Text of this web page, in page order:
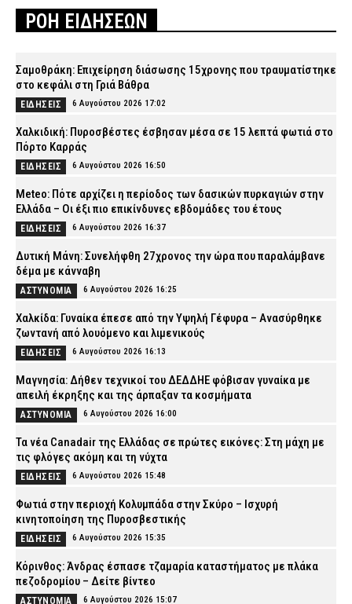
ΡΟΗ ΕΙΔΗΣΕΩΝ
Σαμοθράκη: Επιχείρηση διάσωσης 15χρονης που τραυματίστηκε
στο κεφάλι στη Γριά Βάθρα
ΕΙΔΗΣΕΙΣ 6 Αυγούστου 2026 17:02
Χαλκιδική: Πυροσβέστες έσβησαν μέσα σε 15 λεπτά φωτιά στο
Πόρτο Καρράς
ΕΙΔΗΣΕΙΣ 6 Αυγούστου 2026 16:50
Meteo: Πότε αρχίζει η περίοδος των δασικών πυρκαγιών στην
Ελλάδα – Οι έξι πιο επικίνδυνες εβδομάδες του έτους
ΕΙΔΗΣΕΙΣ 6 Αυγούστου 2026 16:37
Δυτική Μάνη: Συνελήφθη 27χρονος την ώρα που παραλάμβανε
δέμα με κάνναβη
ΑΣΤΥΝΟΜΙΑ 6 Αυγούστου 2026 16:25
Χαλκίδα: Γυναίκα έπεσε από την Υψηλή Γέφυρα – Ανασύρθηκε
ζωντανή από λουόμενο και λιμενικούς
ΕΙΔΗΣΕΙΣ 6 Αυγούστου 2026 16:13
Μαγνησία: Δήθεν τεχνικοί του ΔΕΔΔΗΕ φόβισαν γυναίκα με
απειλή έκρηξης και της άρπαξαν τα κοσμήματα
ΑΣΤΥΝΟΜΙΑ 6 Αυγούστου 2026 16:00
Τα νέα Canadair της Ελλάδας σε πρώτες εικόνες: Στη μάχη με
τις φλόγες ακόμη και τη νύχτα
ΕΙΔΗΣΕΙΣ 6 Αυγούστου 2026 15:48
Φωτιά στην περιοχή Κολυμπάδα στην Σκύρο – Ισχυρή
κινητοποίηση της Πυροσβεστικής
ΕΙΔΗΣΕΙΣ 6 Αυγούστου 2026 15:35
Κόρινθος: Άνδρας έσπασε τζαμαρία καταστήματος με πλάκα
πεζοδρομίου – Δείτε βίντεο
ΑΣΤΥΝΟΜΙΑ 6 Αυγούστου 2026 15:07